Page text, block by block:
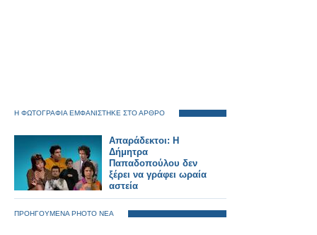
Η ΦΩΤΟΓΡΑΦΙΑ ΕΜΦΑΝΙΣΤΗΚΕ ΣΤΟ ΑΡΘΡΟ
Απαράδεκτοι: Η
Δήμητρα
Παπαδοπούλου δεν
ξέρει να γράφει ωραία
αστεία
ΠΡΟΗΓΟΥΜΕΝΑ PHOTO ΝΕΑ